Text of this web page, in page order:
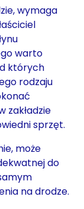
wymaga
warto
których
rodzaju
zakładzie
sprzęt.
może
do
na drodze.